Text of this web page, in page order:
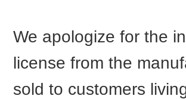
We apologize for the
license from the
sold to customers